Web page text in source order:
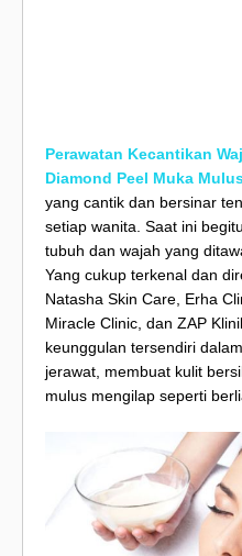
Perawatan Kecantikan
Diamond Peel Muka
yang cantik dan bersinar
setiap wanita. Saat ini
tubuh dan wajah yang
Yang cukup terkenal dan
Natasha Skin Care, Erha
Miracle Clinic, dan ZAP
keunggulan tersendiri
jerawat, membuat kulit
mulus mengilap seperti